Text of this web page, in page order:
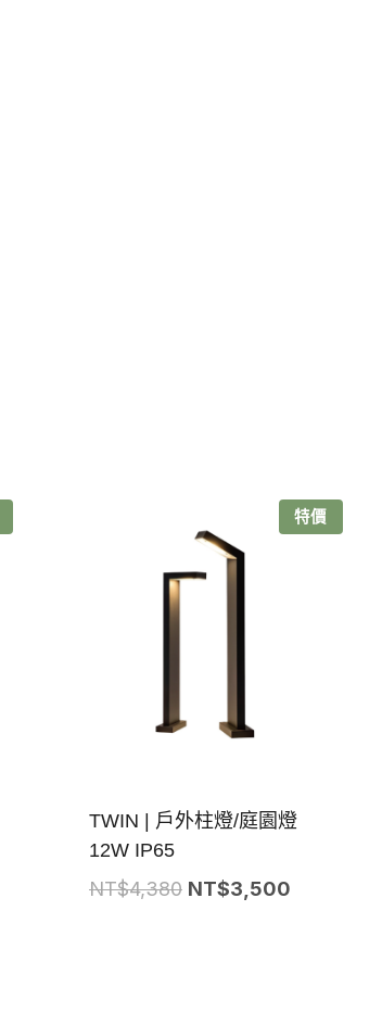
特價
TWIN | 戶外柱燈/庭園燈
12W IP65
NT$4,380 原
NT$3,500